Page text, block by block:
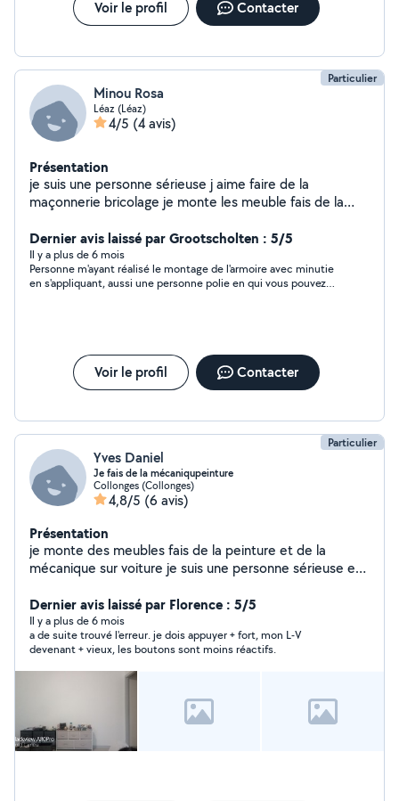
Voir le profil Contacter
Particulier
Minou Rosa
Léaz (Léaz)
4/5 (4 avis)
Présentation
je suis une personne sérieuse j aime faire de la
maçonnerie bricolage je monte les meuble fais de la
Dernier avis laissé par Grootscholten : 5/5
Il y a plus de 6 mois
Personne m'ayant réalisé le montage de l'armoire avec minutie
en s'appliquant, aussi une personne polie en qui vous pouvez
Voir le profil Contacter
Particulier
Yves Daniel
Je fais de la mécaniqupeinture
Collonges (Collonges)
4,8/5 (6 avis)
Présentation
je monte des meubles fais de la peinture et de la
mécanique sur voiture je suis une personne sérieuse et
Dernier avis laissé par Florence : 5/5
Il y a plus de 6 mois
a de suite trouvé l'erreur. je dois appuyer + fort, mon L-V
devenant + vieux, les boutons sont moins réactifs.